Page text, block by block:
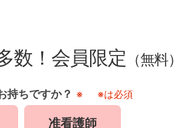
数！会員限定 （無料）
持ちですか？ ※ ※は必須
准看護師